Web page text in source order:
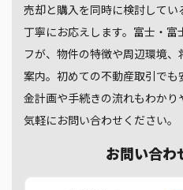
売却と購入を同時に検討してい
丁寧にお応えします。富士・
フが、物件の特徴や周辺環境
案内。初めての不動産取引で
金計画や手続きの流れもわか
気軽にお問い合わせください。
お問い合わ